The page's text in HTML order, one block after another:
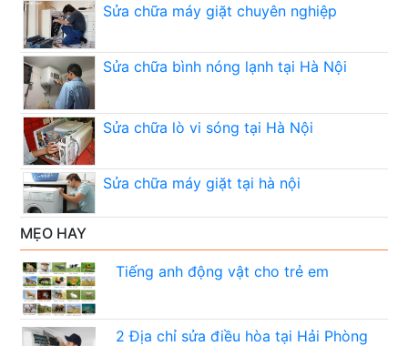
Sửa chữa máy giặt chuyên nghiệp
Sửa chữa bình nóng lạnh tại Hà Nội
Sửa chữa lò vi sóng tại Hà Nội
Sửa chữa máy giặt tại hà nội
MẸO HAY
Tiếng anh động vật cho trẻ em
2 Địa chỉ sửa điều hòa tại Hải Phòng